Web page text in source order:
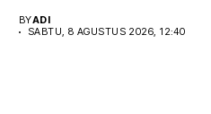
BYADI
SABTU, 8 AGUSTUS 2026, 12:40